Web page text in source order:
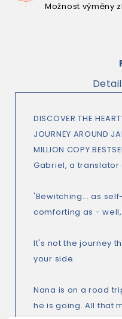
Možnost výměny
DISCOVER THE
JOURNEY AROUND
MILLION COPY
Gabriel, a translator
'Bewitching... as
comforting as - well,
It's not the journey
your side.
Nana is on a road
he is going. All that